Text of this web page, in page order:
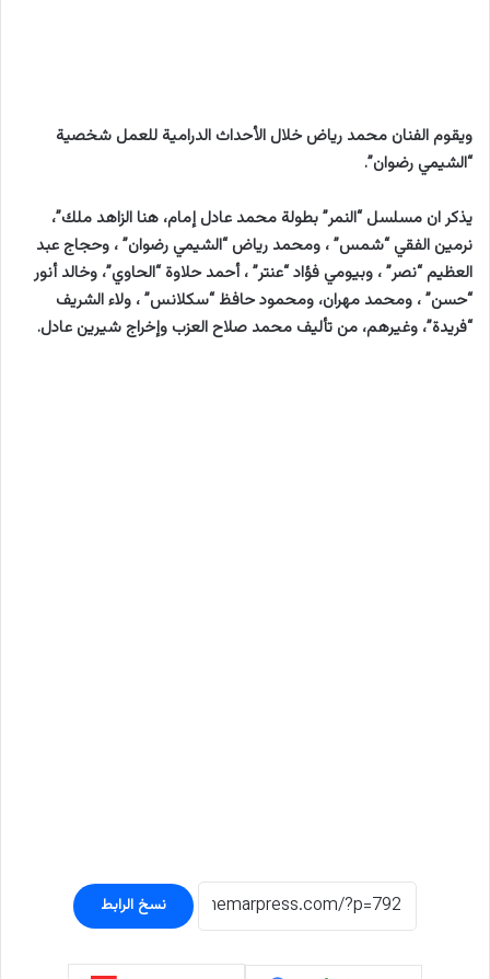
ويقوم الفنان محمد رياض خلال الأحداث الدرامية للعمل شخصية
“الشيمي رضوان”.
يذكر ان مسلسل “النمر” بطولة محمد عادل إمام، هنا الزاهد ملك”،
نرمين الفقي “شمس” ، ومحمد رياض “الشيمي رضوان” ، وحجاج عبد
العظيم “نصر” ، وبيومي فؤاد “عنتر” ، أحمد حلاوة “الحاوي”، وخالد أنور
“حسن” ، ومحمد مهران، ومحمود حافظ “سكلانس” ، ولاء الشريف
“فريدة”، وغيرهم، من تأليف محمد صلاح العزب وإخراج شيرين عادل.
نسخ الرابط